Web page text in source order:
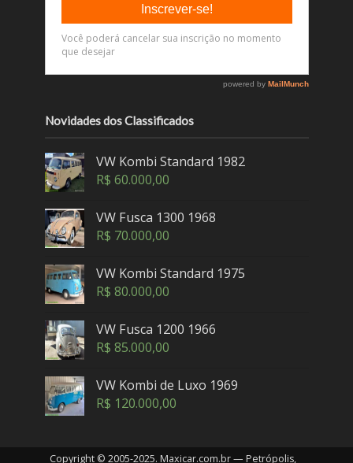
Novidades dos Classificados
VW Kombi Standard 1982
R$ 60.000,00
VW Fusca 1300 1968
R$ 70.000,00
VW Kombi Standard 1975
R$ 80.000,00
VW Fusca 1200 1966
R$ 85.000,00
VW Kombi de Luxo 1969
R$ 120.000,00
Copyright © 2005-2025. Maxicar.com.br — Petrópolis,